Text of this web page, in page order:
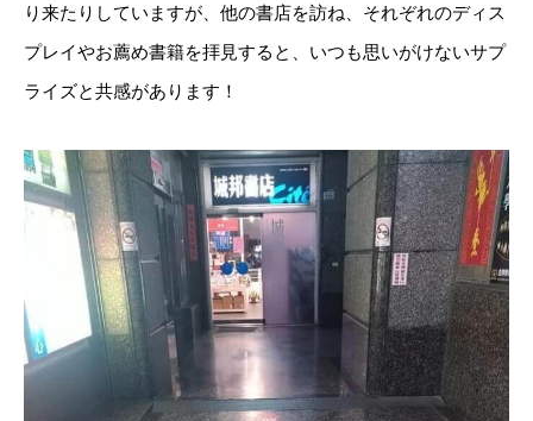
り来たりしていますが、他の書店を訪ね、それぞれのディス
プレイやお薦め書籍を拝見すると、いつも思いがけないサプ
ライズと共感があります！